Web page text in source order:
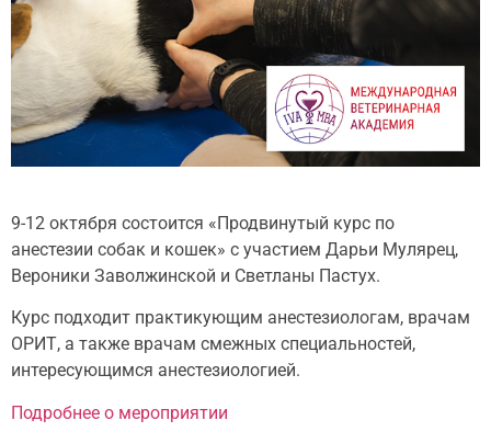
9-12 октября состоится «Продвинутый курс по
анестезии собак и кошек» с участием Дарьи Мулярец,
Вероники Заволжинской и Светланы Пастух.
Курс подходит практикующим анестезиологам, врачам
ОРИТ, а также врачам смежных специальностей,
интересующимся анестезиологией.
Подробнее о мероприятии